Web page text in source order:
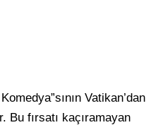
Vatikan’dan
Bu fırsatı kaçıramayan